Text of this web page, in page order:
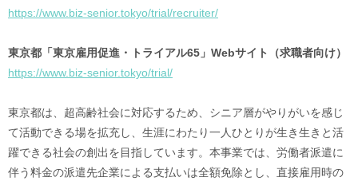
https://www.biz-senior.tokyo/trial/recruiter/
東京都「東京雇用促進・トライアル65」Webサイト（求職者向け）
https://www.biz-senior.tokyo/trial/
東京都は、超高齢社会に対応するため、シニア層がやりがいを感じ
て活動できる場を拡充し、生涯にわたり一人ひとりが生き生きと活
躍できる社会の創出を目指しています。本事業では、労働者派遣に
伴う料金の派遣先企業による支払いは全額免除とし、直接雇用時の